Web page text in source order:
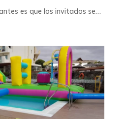
es que los invitados se…